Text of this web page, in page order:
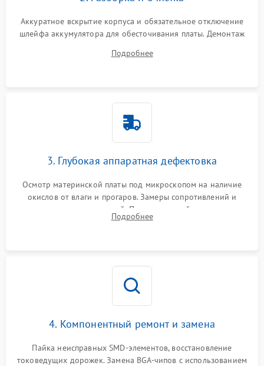
Аккуратное вскрытие корпуса и обязательное отключение
шлейфа аккумулятора для обесточивания платы. Демонтаж
высохшей термопасты с кристаллов чипов.
Подробнее
3. Глубокая аппаратная дефектовка
Осмотр материнской платы под микроскопом на наличие
окислов от влаги и прогаров. Замеры сопротивлений и
дежурных напряжений. Проверка цепей питания,
мультиконтроллера, процессора и видеочипа.
Подробнее
4. Компонентный ремонт и замена
Пайка неисправных SMD-элементов, восстановление
токоведущих дорожек. Замена BGA-чипов с использованием